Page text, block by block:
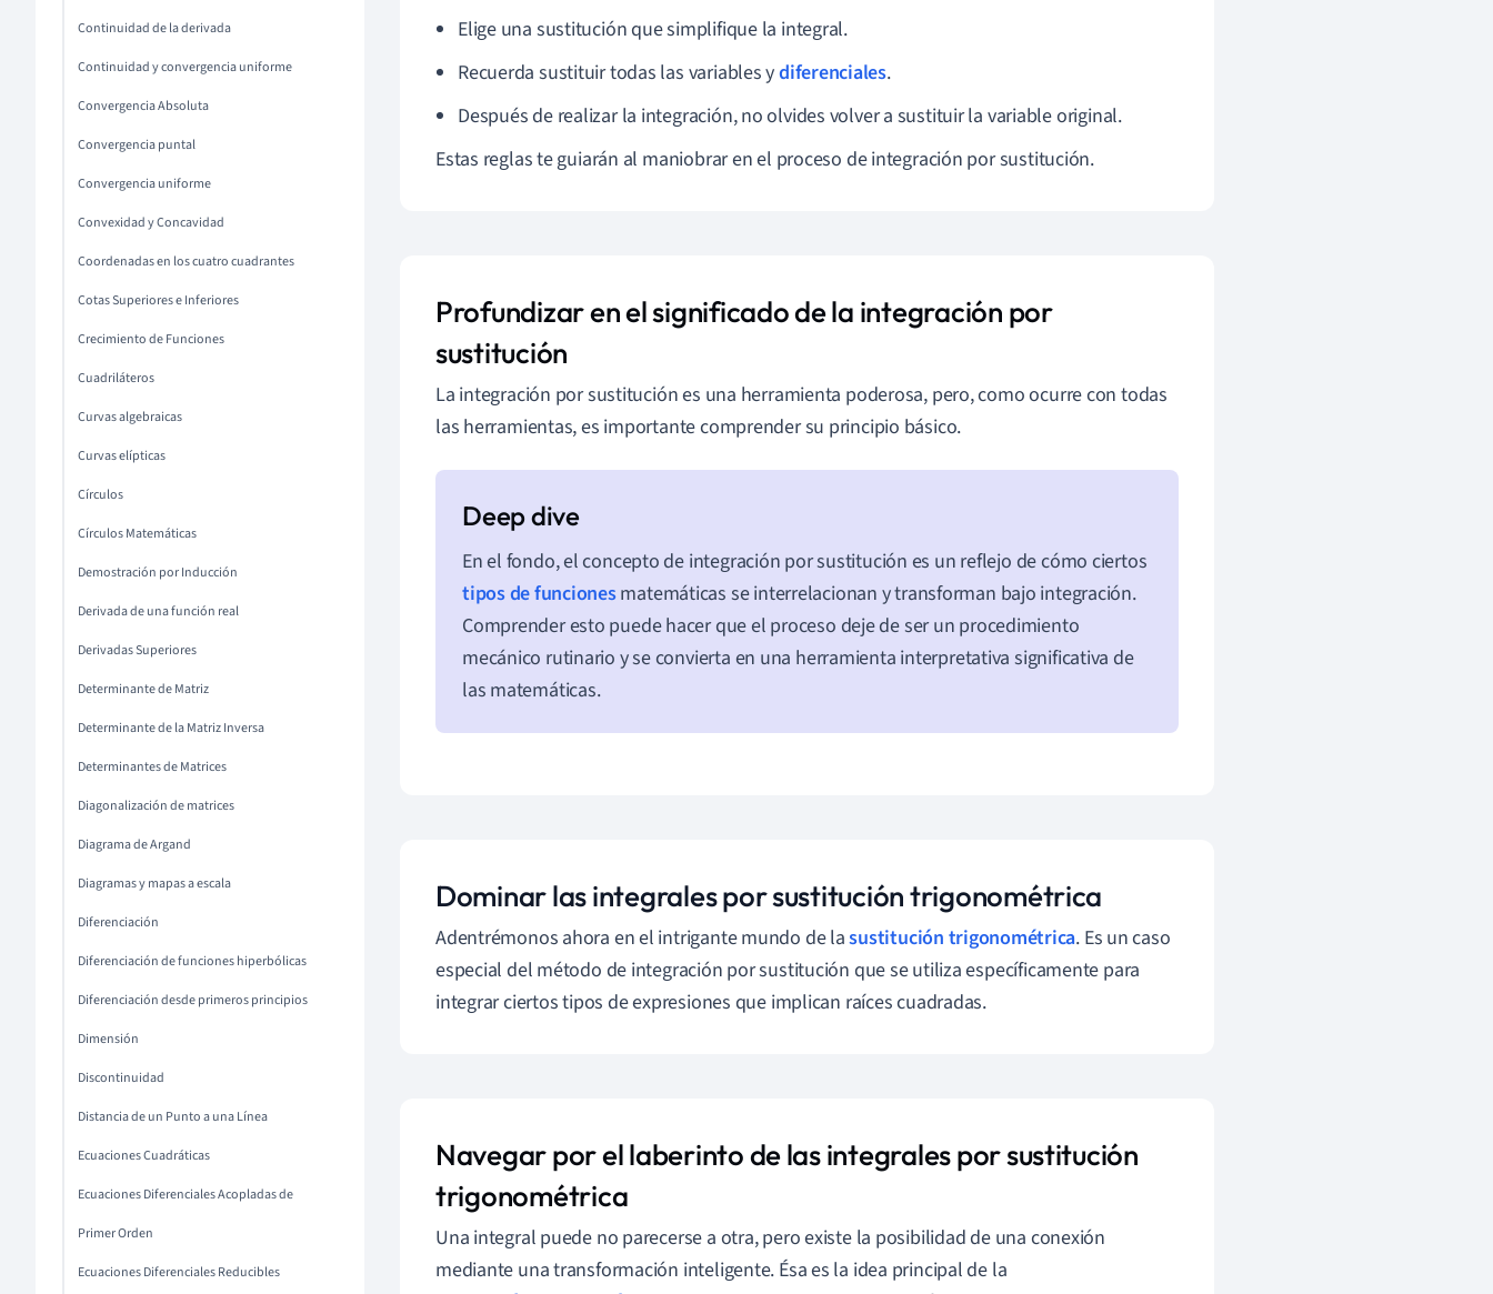
Continuidad de la derivada
Continuidad y convergencia uniforme
Convergencia Absoluta
Convergencia puntal
Convergencia uniforme
Convexidad y Concavidad
Coordenadas en los cuatro cuadrantes
Cotas Superiores e Inferiores
Crecimiento de Funciones
Cuadriláteros
Curvas algebraicas
Curvas elípticas
Círculos
Círculos Matemáticas
Demostración por Inducción
Derivada de una función real
Derivadas Superiores
Determinante de Matriz
Determinante de la Matriz Inversa
Determinantes de Matrices
Diagonalización de matrices
Diagrama de Argand
Diagramas y mapas a escala
Diferenciación
Diferenciación de funciones hiperbólicas
Diferenciación desde primeros principios
Dimensión
Discontinuidad
Distancia de un Punto a una Línea
Ecuaciones Cuadráticas
Ecuaciones Diferenciales Acopladas de
Primer Orden
Ecuaciones Diferenciales Reducibles
Elige una sustitución que simplifique la integral.
Recuerda sustituir todas las variables ydiferenciales.
Después de realizar la integración, no olvides volver a sustituir la variable original.
Estas reglas te guiarán al maniobrar en el proceso de integración por sustitución.
Profundizar en el significado de la integración por
sustitución
La integración por sustitución es una herramienta poderosa, pero, como ocurre con todas
las herramientas, es importante comprender su principio básico.
En el fondo, el concepto de integración por sustitución es un reflejo de cómo ciertos
tipos de funcionesmatemáticas se interrelacionan y transforman bajo integración.
Comprender esto puede hacer que el proceso deje de ser un procedimiento
mecánico rutinario y se convierta en una herramienta interpretativa significativa de
las matemáticas.
Dominar las integrales por sustitución trigonométrica
Adentrémonos ahora en el intrigante mundo de lasustitución trigonométrica. Es un caso
especial del método de integración por sustitución que se utiliza específicamente para
integrar ciertos tipos de expresiones que implican raíces cuadradas.
Navegar por el laberinto de las integrales por sustitución
trigonométrica
Una integral puede no parecerse a otra, pero existe la posibilidad de una conexión
mediante una transformación inteligente. Ésa es la idea principal de la